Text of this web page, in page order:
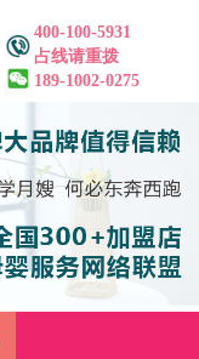
400-100-5931
占线请重拨
189-1002-0275